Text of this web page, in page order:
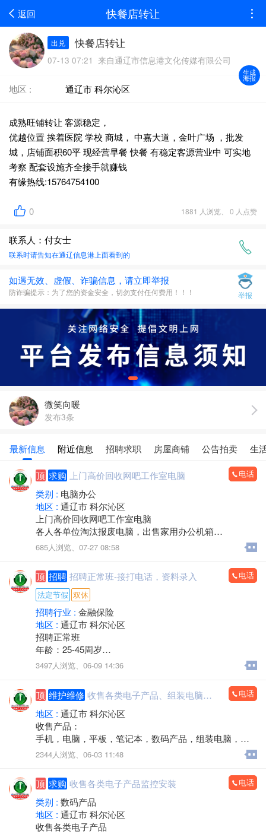
生成
海报
返回 快餐店转让
出兑 快餐店转让
07-13 07:21 来自通辽市信息港文化传媒有限公司
地区 : 通辽市 科尔沁区
成熟旺铺转让 客源稳定，
优越位置 挨着医院 学校 商城， 中嘉大道，金叶广场 ，批发
城，店铺面积60平 现经营早餐 快餐 有稳定客源营业中 可实地
考察 配套设施齐全接手就赚钱
有缘热线:15764754100
0 1881 人浏览、 0 人点赞
联系人：付女士
联系时请告知在通辽信息港 上面看到的
如遇无效、虚假、诈骗信息，请立即举报
防诈骗提示：为了您的资金安全，切勿支付任何费用！！！ 举报
微笑向暖
发布3条
最新信息 附近信息 招聘求职 房屋商铺 公告拍卖 生
顶 求购 上门高价回收网吧工作室电脑 电话
类别 : 电脑办公
地区 : 通辽市 科尔沁区
上门高价回收网吧工作室电脑
各人各单位淘汰报废电脑，出售家用办公机箱
游 戏机箱，二手全新都有
支持旧机器置换
出售19-32显示器
电话/微信：15248358227
685人浏览、 07-27 08:58
顶 招聘 招聘正常班-接打电话，资料录入
电话
法定节假 双休
招聘行业 : 金融保险
地区 : 通辽市 科尔沁区
招聘正常班
年龄：25-45周岁
工作时间：早八点半到晚五点
工作内容：接打电话，资料录入，核对信息，服务咨
询。
有无经验均可
邮箱853118409@qq.com
微信同步
联系人电话：13190888778
3497人浏览、 06-09 14:36
顶 维护维修 收售各类电子产品、组装电脑，监控安装 电话
地区 : 通辽市 科尔沁区
收售产品：
手机，电脑，平板，笔记本，数码产品，组装电脑，监
控安装，办公耗材，回收置换，上门服务
电话：15560888853
2344人浏览、 06-03 11:48
顶 求购 收售各类电子产品监控安装 电话
类别 : 数码产品
地区 : 通辽市 科尔沁区
收售各类电子产品